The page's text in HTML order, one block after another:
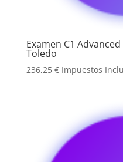
Examen C1
Toledo
236,25 € Impuestos